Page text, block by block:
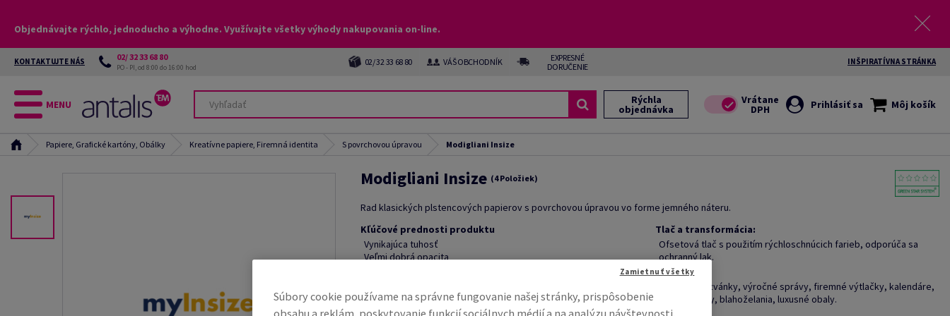
Objednávajte rýchlo, jednoducho a výhodne. Využívajte všetky výhody nakupovania on-line.
KONTAKTUJTE NÁS 02/ 32 33 68 80
PO - PI, od 8:00 do 16:00 hod 02/ 32 33 68 80 VÁŠ OBCHODNÍK
EXPRESNÉ
DORUČENIE
INŠPIRATÍVNA STRÁNKA
MENU Rýchla
objednávka Prihlásiť sa Môj košík
Papiere, Grafické kartóny, Obálky Kreatívne papiere, Firemná identita S povrchovou úpravou Modigliani Insize
Modigliani Insize (4 Položiek)
Rad klasických plstencových papierov s povrchovou úpravou vo forme jemného náteru.
Kľúčové prednosti produktu
Vynikajúca tuhosť
Veľmi dobrá opacita
Tlač a transformácia:
Ofsetová tlač s použitím rýchloschnúcich farieb, odporúča sa
ochranný lak.
Aplikácie:
Brožúry, pozvánky, výročné správy, firemné výtlačky, kalendáre,
jedálne lístky, blahoželania, luxusné obaly.
Súbory cookie používame na správne fungovanie našej stránky, prispôsobenie
Zamietnuť všetky